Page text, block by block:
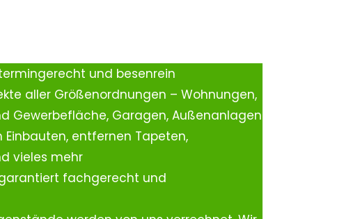
und besenrein
aller Größenordnungen – Wohnungen,
Gewerbefläche, Garagen, Außenanlagen
entfernen Tapeten,
vieles mehr
fachgerecht und